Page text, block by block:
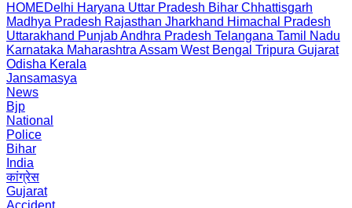
HOMEDelhi Haryana Uttar Pradesh Bihar Chhattisgarh
Madhya Pradesh Rajasthan Jharkhand Himachal Pradesh
Uttarakhand PunjabAndhra Pradesh Telangana Tamil Nadu
Karnataka Maharashtra Assam West Bengal Tripura Gujarat
Odisha Kerala
Jansamasya
News
Bjp
National
Police
Bihar
India
कांग्रेस
Gujarat
Accident